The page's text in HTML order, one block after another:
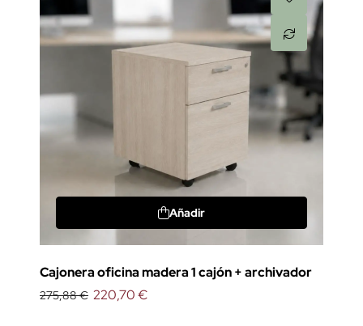
Añadir
Cajonera oficina madera 1 cajón + archivador
275,88 € 220,70 €